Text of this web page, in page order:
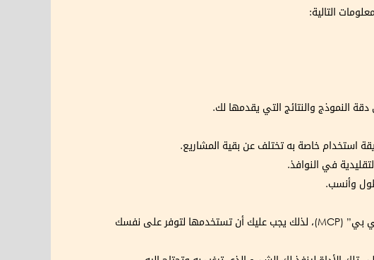
النموذج والنتائج التي يقدمها لك.
استخدام خاصة به تختلف عن بقية المشاريع.
في النوافذ.
توفر أداة “كلود” ميزة الربط مع كافة الأدوات الخارجية التي يمكن أن تحتاج إليها بشكل مباشر من خلال ميزة “إم سي بي” (MCP)، لذلك يجب عليك أن تستخدمها لتوفر على نفسك